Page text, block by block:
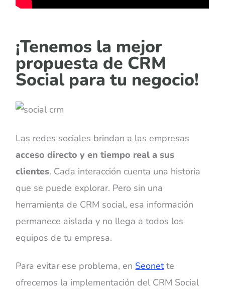
¡Tenemos la mejor
propuesta de CRM
Social para tu negocio!
Las redes sociales brindan a las empresas
acceso directo y en tiempo real a sus
clientes. Cada interacción cuenta una historia
que se puede explorar. Pero sin una
herramienta de CRM social, esa información
permanece aislada y no llega a todos los
equipos de tu empresa.
Para evitar ese problema, en Seonette
ofrecemos la implementación del CRM Social